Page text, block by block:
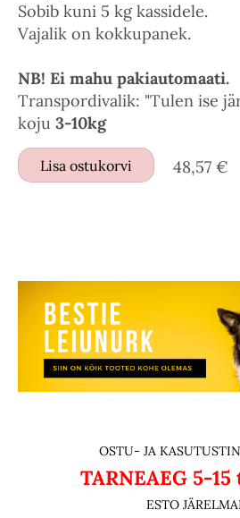
Sobib kuni 5 kg kassidele.
Vajalik on kokkupanek.
NB! Ei mahu pakiautomaati.
Transpordivalik: "Tulen ise
koju 3-10kg
Lisa ostukorvi 48,57 €
OSTU- JA
TARNEAEG 5-15
ESTO